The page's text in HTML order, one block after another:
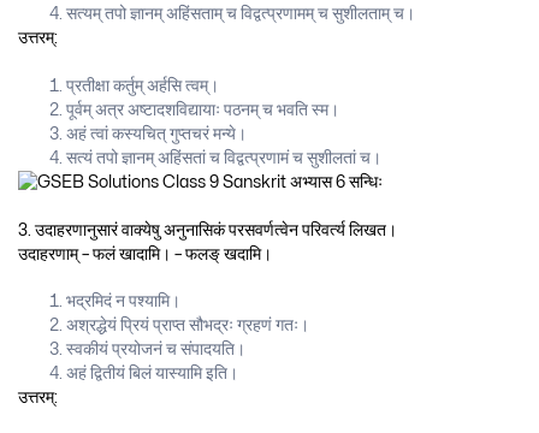
सत्यम् तपो ज्ञानम् अहिंसताम् च विद्वत्प्रणामम् च सुशीलताम् च।
उत्तरम्:
प्रतीक्षा कर्तुम् अर्हसि त्वम्।
पूर्वम् अत्र अष्टादशविद्यायाः पठनम् च भवति स्म।
अहं त्वां कस्यचित् गुप्तचरं मन्ये।
सत्यं तपो ज्ञानम् अहिंसतां च विद्वत्प्रणामं च सुशीलतां च।
3. उदाहरणानुसारं वाक्येषु अनुनासिकं परसवर्णत्वेन परिवर्त्य लिखत।
उदाहरणाम् – फलं खादामि। – फलङ् खदामि।
भद्रमिदं न पश्यामि।
अश्रद्धेयं प्रियं प्राप्त सौभद्रः ग्रहणं गतः।
स्वकीयं प्रयोजनं च संपादयति।
अहं द्वितीयं बिलं यास्यामि इति।
उत्तरम्: